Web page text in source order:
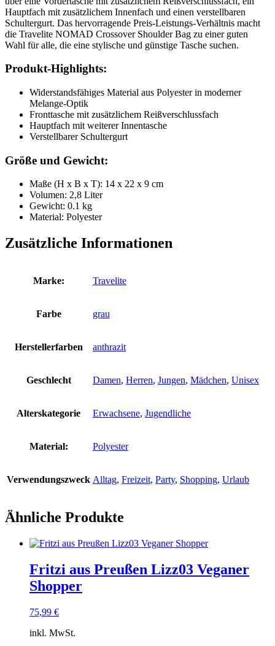
Hauptfach mit zusätzlichem Innenfach und einen verstellbaren
Schultergurt. Das hervorragende Preis-Leistungs-Verhältnis macht
die Travelite NOMAD Crossover Shoulder Bag zu einer guten
Wahl für alle, die eine stylische und günstige Tasche suchen.
Produkt-Highlights:
Widerstandsfähiges Material aus Polyester in moderner
Melange-Optik
Fronttasche mit zusätzlichem Reißverschlussfach
Hauptfach mit weiterer Innentasche
Verstellbarer Schultergurt
Größe und Gewicht:
Maße (H x B x T): 14 x 22 x 9 cm
Volumen: 2,8 Liter
Gewicht: 0.1 kg
Material: Polyester
Zusätzliche Informationen
Marke: Travelite
Farbe grau
Herstellerfarben anthrazit
Geschlecht Damen, Herren, Jungen, Mädchen, Unisex
Alterskategorie Erwachsene, Jugendliche
Material: Polyester
Verwendungszweck Alltag, Freizeit, Party, Shopping, Urlaub
Ähnliche Produkte
Fritzi aus Preußen Lizz03 Veganer
Shopper
75,99 €
inkl. MwSt.